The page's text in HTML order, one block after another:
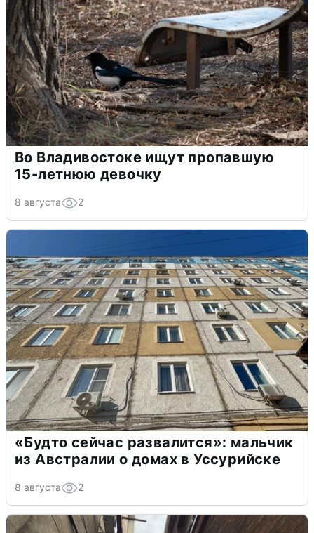
Во Владивостоке ищут пропавшую
15-летнюю девочку
8 августа 2
«Будто сейчас развалится»: мальчик
из Австралии о домах в Уссурийске
8 августа 2